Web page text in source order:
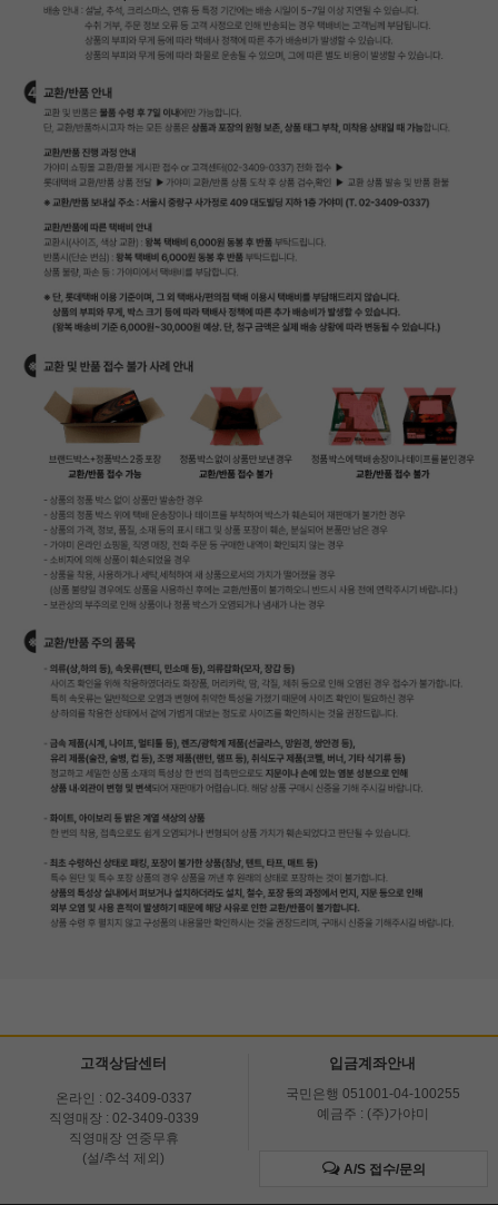
고객상담센터
온라인 : 02-3409-0337
직영매장 : 02-3409-0339
직영매장 연중무휴
(설/추석 제외)
입금계좌안내
국민은행 051001-04-100255
예금주 : (주)가야미
A/S 접수/문의